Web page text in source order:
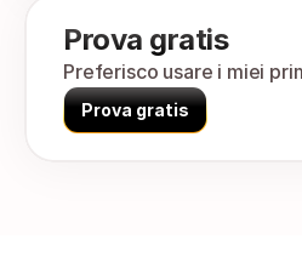
Prova gratis
Preferisco usare i miei
Prova gratis